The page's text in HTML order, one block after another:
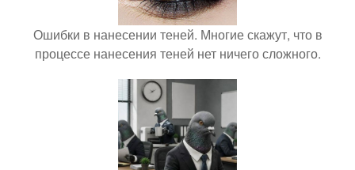
Ошибки в нанесении теней. Многие скажут, что в
процессе нанесения теней нет ничего сложного.